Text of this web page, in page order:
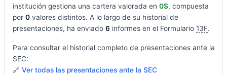
institución gestiona una cartera valorada en 0$, compuesta
por 0valores distintos. A lo largo de su historial de
presentaciones, ha enviado 6 informes en el Formulario 13F.
Para consultar el historial completo de presentaciones ante la
SEC:
🔗 Ver todas las presentaciones ante la SEC